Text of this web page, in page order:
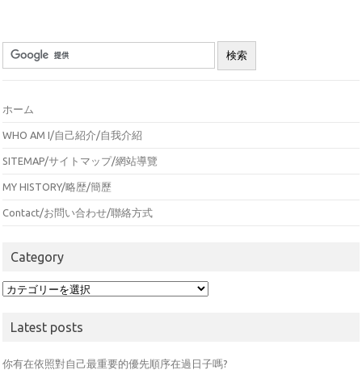
ホーム
WHO AM I/自己紹介/自我介紹
SITEMAP/サイトマップ/網站導覽
MY HISTORY/略歴/簡歷
Contact/お問い合わせ/聯絡方式
Category
Category
Latest posts
你有在依照對自己最重要的優先順序在過日子嗎?